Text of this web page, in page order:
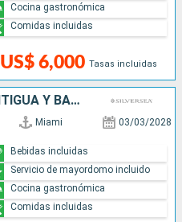
US$ 6,000 Tasas incluidas
Cocina gastronómica
Comidas incluidas
PUERTO RICO, FRANCIA, ANTIGUA Y BARBUDA, ESTADOS UNIDOS
Miami 03/03/2028
Bebidas incluidas
Servicio de mayordomo incluido
Cocina gastronómica
Comidas incluidas